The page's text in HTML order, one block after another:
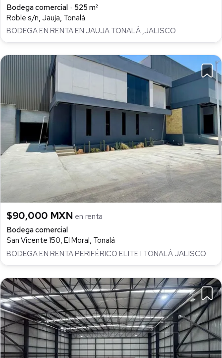
Bodega comercial
525 m²
Roble s/n, Jauja, Tonalá
BODEGA EN RENTA EN JAUJA TONALÀ ,JALISCO
$90,000 MXN en renta
Bodega comercial
San Vicente 150, El Moral, Tonalá
BODEGA EN RENTA PERIFÉRICO ELITE I TONALÁ JALISCO